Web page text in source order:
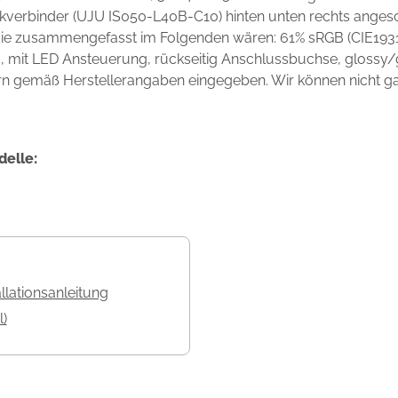
(UJU IS050-L40B-C10) hinten unten rechts
im Folgenden wären: 61% sRGB
mit LED Ansteuerung, rückseitig Anschlussbuchse,
gemäß Herstellerangaben eingegeben. Wir können nicht